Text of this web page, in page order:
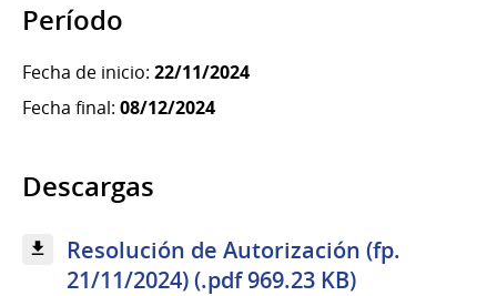
Período
Fecha de inicio: 22/11/2024
Fecha final: 08/12/2024
Descargas
Resolución de Autorización (fp.
21/11/2024) (.pdf 969.23 KB)